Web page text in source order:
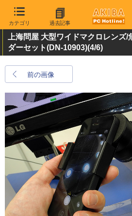
カテゴリ 過去記事
上海問屋 大型ワイドマクロレンズ
ダーセット(DN-10903)(4/6)
前の画像